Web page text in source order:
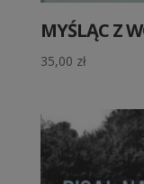
MYŚLĄC Z
35,00 zł